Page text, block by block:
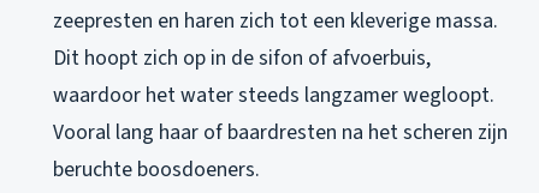
zeepresten en haren zich tot een kleverige massa.
Dit hoopt zich op in de sifon of afvoerbuis,
waardoor het water steeds langzamer wegloopt.
Vooral lang haar of baardresten na het scheren zijn
beruchte boosdoeners.